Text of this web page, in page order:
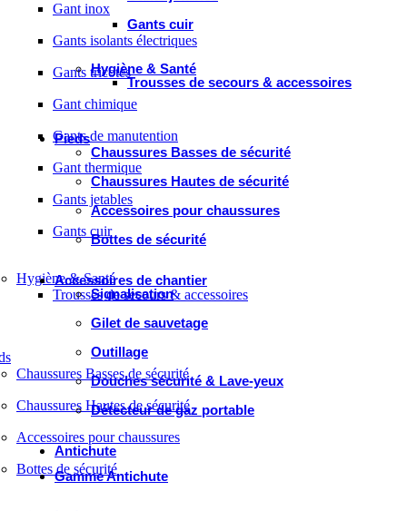
Gants cuir
Hygiène & Santé
Trousses de secours & accessoires
Pieds
Chaussures Basses de sécurité
Chaussures Hautes de sécurité
Accessoires pour chaussures
Bottes de sécurité
Accessoires de chantier
Signalisation
Gilet de sauvetage
Outillage
Douches sécurité & Lave-yeux
Détecteur de gaz portable
Antichute
Gamme Antichute
Gant inox
Gants isolants électriques
Gants tricotés
Gant chimique
Gants de manutention
Gant thermique
Gants jetables
Gants cuir
Hygiène & Santé
Trousses de secours & accessoires
Chaussures Basses de sécurité
Chaussures Hautes de sécurité
Accessoires pour chaussures
Bottes de sécurité